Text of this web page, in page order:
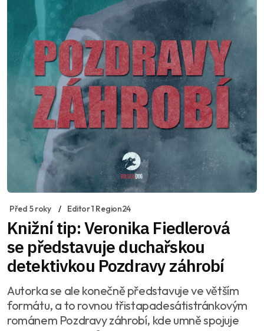
Před 5 roky Editor 1 Region24
Knižní tip: Veronika Fiedlerová
se představuje duchařskou
detektivkou Pozdravy záhrobí
Autorka se ale konečně představuje ve větším
formátu, a to rovnou třistapadesátistránkovým
románem Pozdravy záhrobí, kde umně spojuje